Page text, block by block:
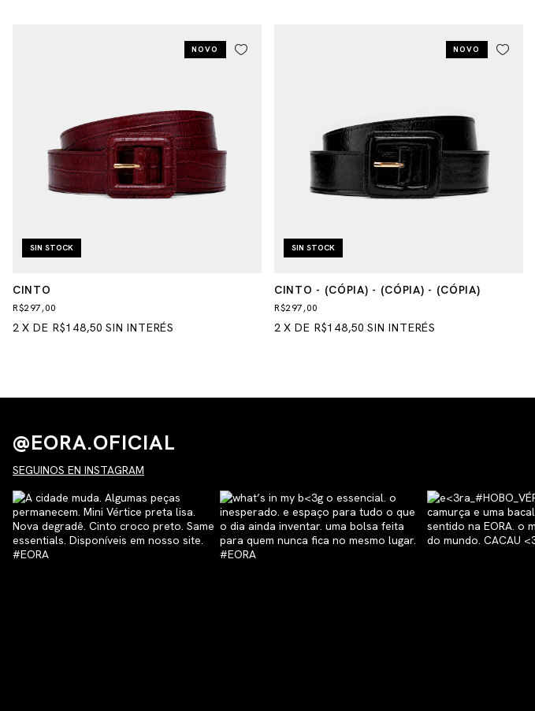
NOVO
SIN STOCK
CINTO
R$297,00
2 XDE R$148,50 SIN INTERÉS
NOVO
SIN STOCK
CINTO - (CÓPIA) - (CÓPIA) - (CÓPIA)
R$297,00
2 XDE R$148,50 SIN INTERÉS
@EORA.OFICIAL
SEGUINOS EN INSTAGRAM